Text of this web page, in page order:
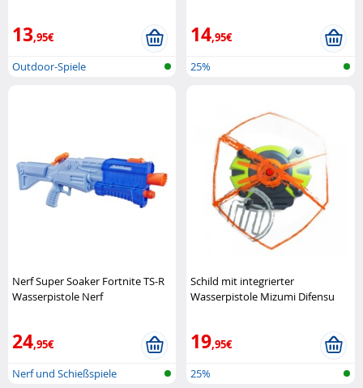
13,95€
Outdoor-Spiele
14,95€
25%
Nerf Super Soaker Fortnite TS-R
Wasserpistole Nerf
24,95€
Nerf und Schießspiele
Schild mit integrierter
Wasserpistole Mizumi Difensu
19,95€
25%